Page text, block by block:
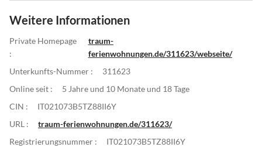
Weitere Informationen
Private Homepage
:
traum-
ferienwohnungen.de/311623/webseite/
Unterkunfts-Nummer :
311623
Online seit :
5 Jahre und 10 Monate und 18 Tage
CIN :
IT021073B5TZ88II6Y
URL :
traum-ferienwohnungen.de/311623/
Registrierungsnummer :
IT021073B5TZ88II6Y